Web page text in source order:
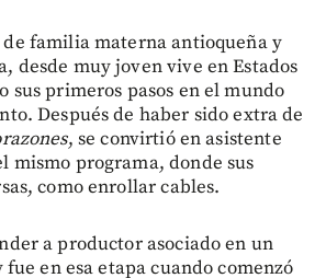
de familia materna antioqueña y
desde muy joven vive en Estados
sus primeros pasos en el mundo
Después de haber sido extra de
, se convirtió en asistente
mismo programa, donde sus
como enrollar cables.
a productor asociado en un
en esa etapa cuando comenzó